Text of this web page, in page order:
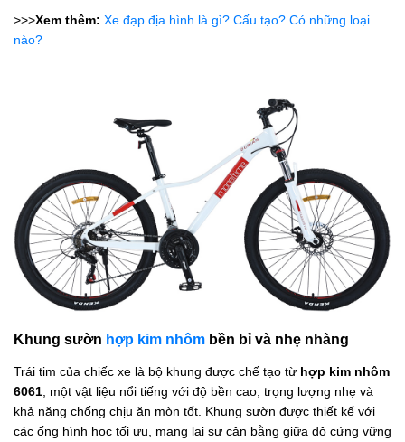
>>>Xem thêm: Xe đạp địa hình là gì? Cấu tạo? Có những loại
nào?
Khung sườn hợp kim nhôm bền bỉ và nhẹ nhàng
Trái tim của chiếc xe là bộ khung được chế tạo từ hợp kim nhôm
6061 , một vật liệu nổi tiếng với độ bền cao, trọng lượng nhẹ và
khả năng chống chịu ăn mòn tốt. Khung sườn được thiết kế với
các ống hình học tối ưu, mang lại sự cân bằng giữa độ cứng vững